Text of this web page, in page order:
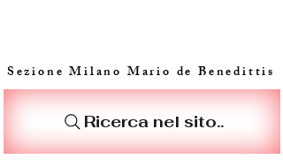
Sezione Milano Mario de Benedittis
Ricerca nel sito..